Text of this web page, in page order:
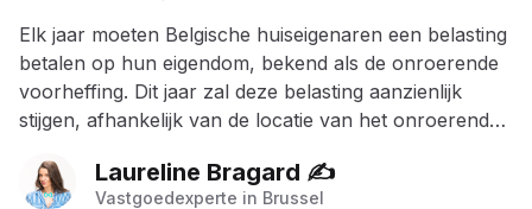
Elk jaar moeten Belgische huiseigenaren een belasting
betalen op hun eigendom, bekend als de onroerende
voorheffing. Dit jaar zal deze belasting aanzienlijk
stijgen, afhankelijk van de locatie van het onroerend
inkomen.Laureline Bragard ✍️
Vastgoedexperte in Brussel